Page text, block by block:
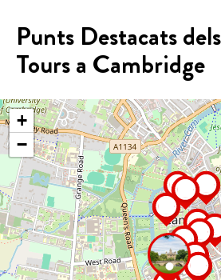
Punts Destacats
Tours a Cambridge
+
−